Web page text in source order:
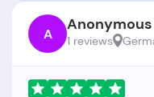
A Anonymous
1 reviews